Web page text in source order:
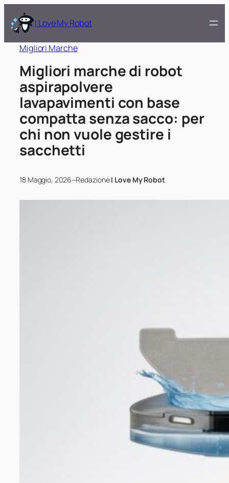
I Love My Robot
Migliori Marche
Migliori marche di robot
aspirapolvere
lavapavimenti con base
compatta senza sacco: per
chi non vuole gestire i
sacchetti
18 Maggio, 2026–RedazioneI Love My Robot